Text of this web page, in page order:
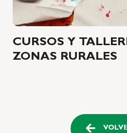
CURSOS Y
ZONAS RURALES